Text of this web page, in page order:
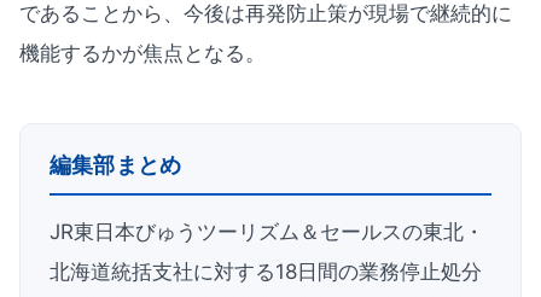
であることから、今後は再発防止策が現場で継続的に
機能するかが焦点となる。
編集部まとめ
JR東日本びゅうツーリズム＆セールスの東北・
北海道統括支社に対する18日間の業務停止処分